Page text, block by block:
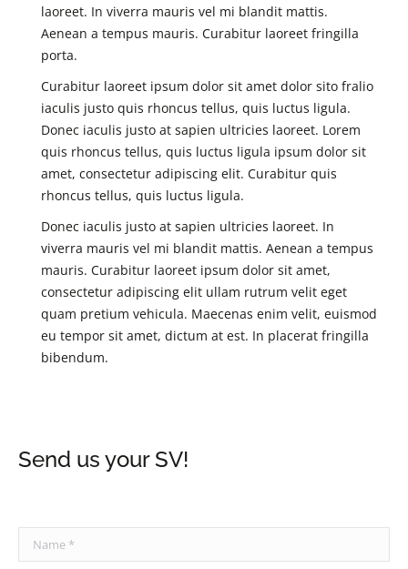
laoreet. In viverra mauris vel mi blandit mattis.
Aenean a tempus mauris. Curabitur laoreet fringilla
porta.
Curabitur laoreet ipsum dolor sit amet dolor sito fralio
iaculis justo quis rhoncus tellus, quis luctus ligula.
Donec iaculis justo at sapien ultricies laoreet. Lorem
quis rhoncus tellus, quis luctus ligula ipsum dolor sit
amet, consectetur adipiscing elit. Curabitur quis
rhoncus tellus, quis luctus ligula.
Donec iaculis justo at sapien ultricies laoreet. In
viverra mauris vel mi blandit mattis. Aenean a tempus
mauris. Curabitur laoreet ipsum dolor sit amet,
consectetur adipiscing elit ullam rutrum velit eget
quam pretium vehicula. Maecenas enim velit, euismod
eu tempor sit amet, dictum at est. In placerat fringilla
bibendum.
Send us your SV!
Name *